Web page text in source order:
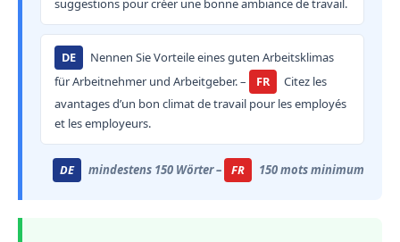
suggestions pour créer une bonne ambiance de travail.
DE
Nennen Sie Vorteile eines guten Arbeitsklimas
für Arbeitnehmer und Arbeitgeber. –
FR
Citez les
avantages d’un bon climat de travail pour les employés
et les employeurs.
DE mindestens 150 Wörter – FR 150 mots minimum